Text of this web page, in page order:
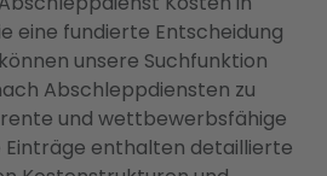
eine fundierte Entscheidung
unsere Suchfunktion
Abschleppdiensten zu
und wettbewerbsfähige
Einträge enthalten detaillierte